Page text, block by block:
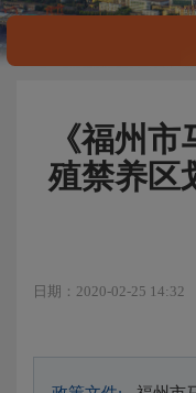
《福州
殖禁养区
日期：2020-02-25 14:32